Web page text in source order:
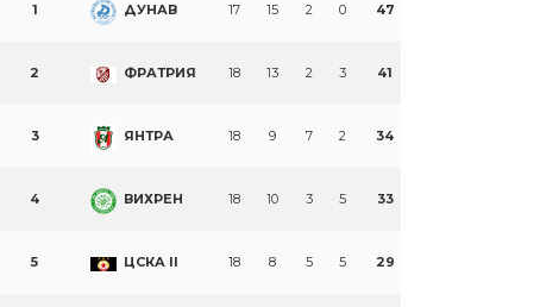
1 ДУНАВ 17 15 2 0 47
2 ФРАТРИЯ 18 13 2 3 41
3 ЯНТРА 18 9 7 2 34
4 ВИХРЕН 18 10 3 5 33
5 ЦСКА II 18 8 5 5 29